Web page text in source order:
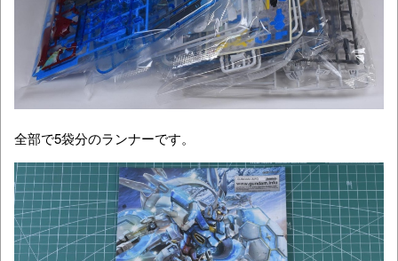
全部で5袋分のランナーです。